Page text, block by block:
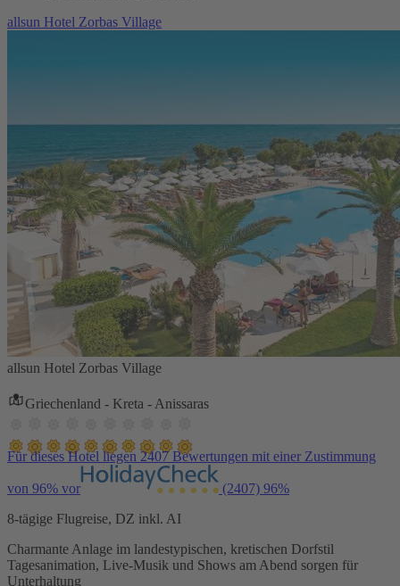
allsun Hotel Zorbas Village
allsun Hotel Zorbas Village
Griechenland - Kreta - Anissaras
Für dieses Hotel liegen 2407 Bewertungen mit einer Zustimmung
von 96% vor (2407) 96%
8-tägige Flugreise, DZ inkl. AI
Charmante Anlage im landestypischen, kretischen Dorfstil
Tagesanimation, Live-Musik und Shows am Abend sorgen für
Unterhaltung